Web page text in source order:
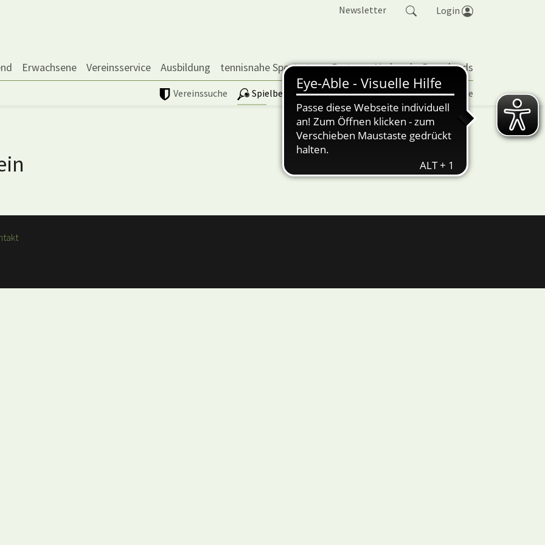
Newsletter Login
Erwachsene Vereinsservice Ausbildung tennisnahe Sportarten Partner Verband Downloads
Vereinssuche Spielbetrieb | TORP Vereinspokal Turniere